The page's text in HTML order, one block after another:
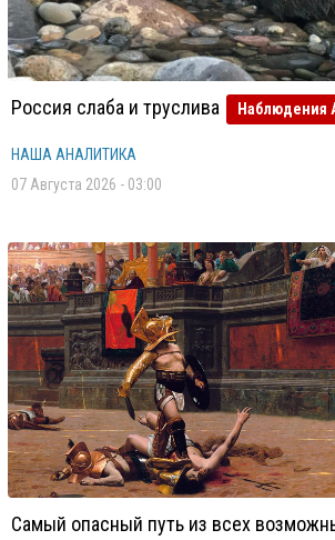
Россия слаба и труслива Наблюдения
НАША АНАЛИТИКА
07 Августа 2026 - 03:00
Самый опасный путь из всех